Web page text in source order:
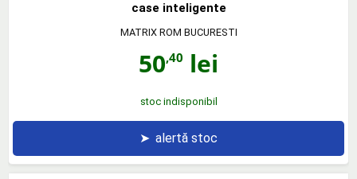
case inteligente
MATRIX ROM BUCURESTI
50,40 lei
stoc indisponibil
➤ alertă stoc